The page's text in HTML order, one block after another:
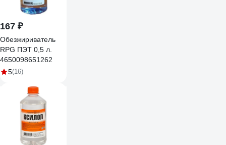
167 ₽
Обезжириватель
RPG ПЭТ 0,5 л.
4650098651262
5(16)